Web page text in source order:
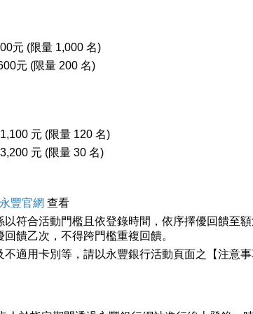
元 (限量 1,000 名)
元 (限量 200 名)
元 (限量 120 名)
元 (限量 30 名)
豐官網 查看
符合活動門檻且依登錄時間，依序擇優回饋至
饋乙次，不得跨門檻重複回饋。
適用卡別等，請以永豐銀行活動頁面之【注意事